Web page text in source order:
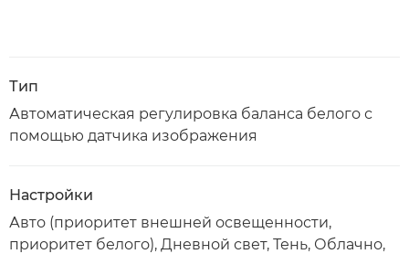
Тип
Автоматическая регулировка баланса белого с
помощью датчика изображения
Настройки
Авто (приоритет внешней освещенности,
приоритет белого), Дневной свет, Тень, Облачно,